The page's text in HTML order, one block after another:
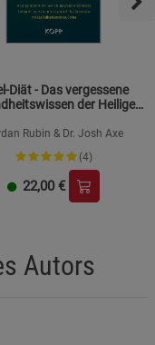
Diät - Das vergessene
der Heiligen
Rubin & Dr. Josh Axe
(4)
22,00 €
Autors